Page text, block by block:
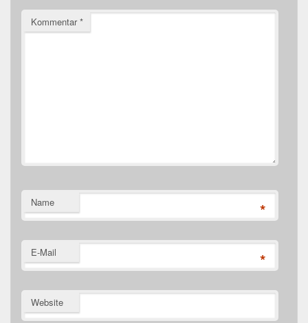
Kommentar*
Name *
E-Mail *
Website